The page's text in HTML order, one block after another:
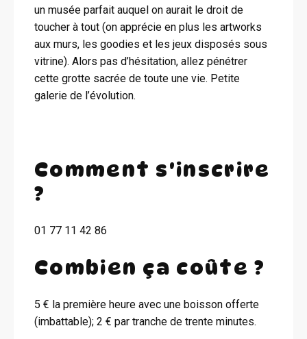
un musée parfait auquel on aurait le droit de
toucher à tout (on apprécie en plus les artworks
aux murs, les goodies et les jeux disposés sous
vitrine). Alors pas d’hésitation, allez pénétrer
cette grotte sacrée de toute une vie. Petite
galerie de l’évolution.
Comment s'inscrire
?
01 77 11 42 86
Combien ça coûte ?
5 € la première heure avec une boisson offerte
(imbattable); 2 € par tranche de trente minutes.